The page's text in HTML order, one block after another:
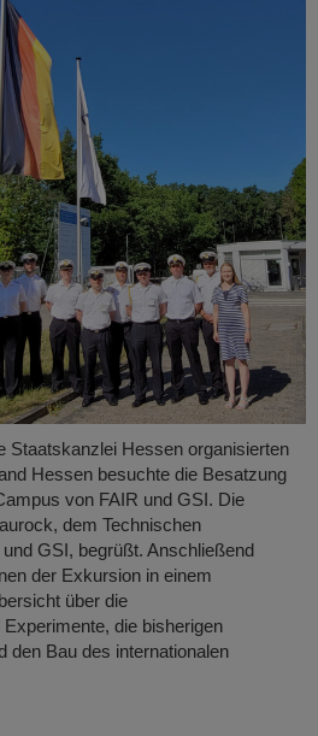
Staatskanzlei Hessen organisierten
Hessen besuchte die Besatzung
von FAIR und GSI. Die
dem Technischen
GSI, begrüßt. Anschließend
der Exkursion in einem
über die
die bisherigen
den Bau des internationalen